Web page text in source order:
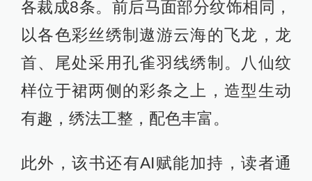
各裁成8条。前后马面部分纹饰相同，
以各色彩丝绣制遨游云海的飞龙，龙
首、尾处采用孔雀羽线绣制。八仙纹
样位于裙两侧的彩条之上，造型生动
有趣，绣法工整，配色丰富。
此外，该书还有AI赋能加持，读者通